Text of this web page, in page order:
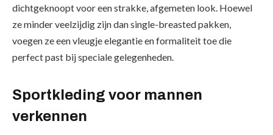
dichtgeknoopt voor een strakke, afgemeten look. Hoewel
ze minder veelzijdig zijn dan single-breasted pakken,
voegen ze een vleugje elegantie en formaliteit toe die
perfect past bij speciale gelegenheden.
Sportkleding voor mannen
verkennen